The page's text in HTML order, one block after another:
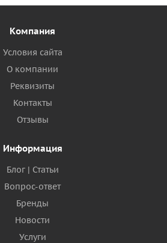
Компания
Условия сайта
О компании
Реквизиты
Контакты
Отзывы
Информация
Блог | Статьи
Вопрос-ответ
Бренды
Новости
Услуги